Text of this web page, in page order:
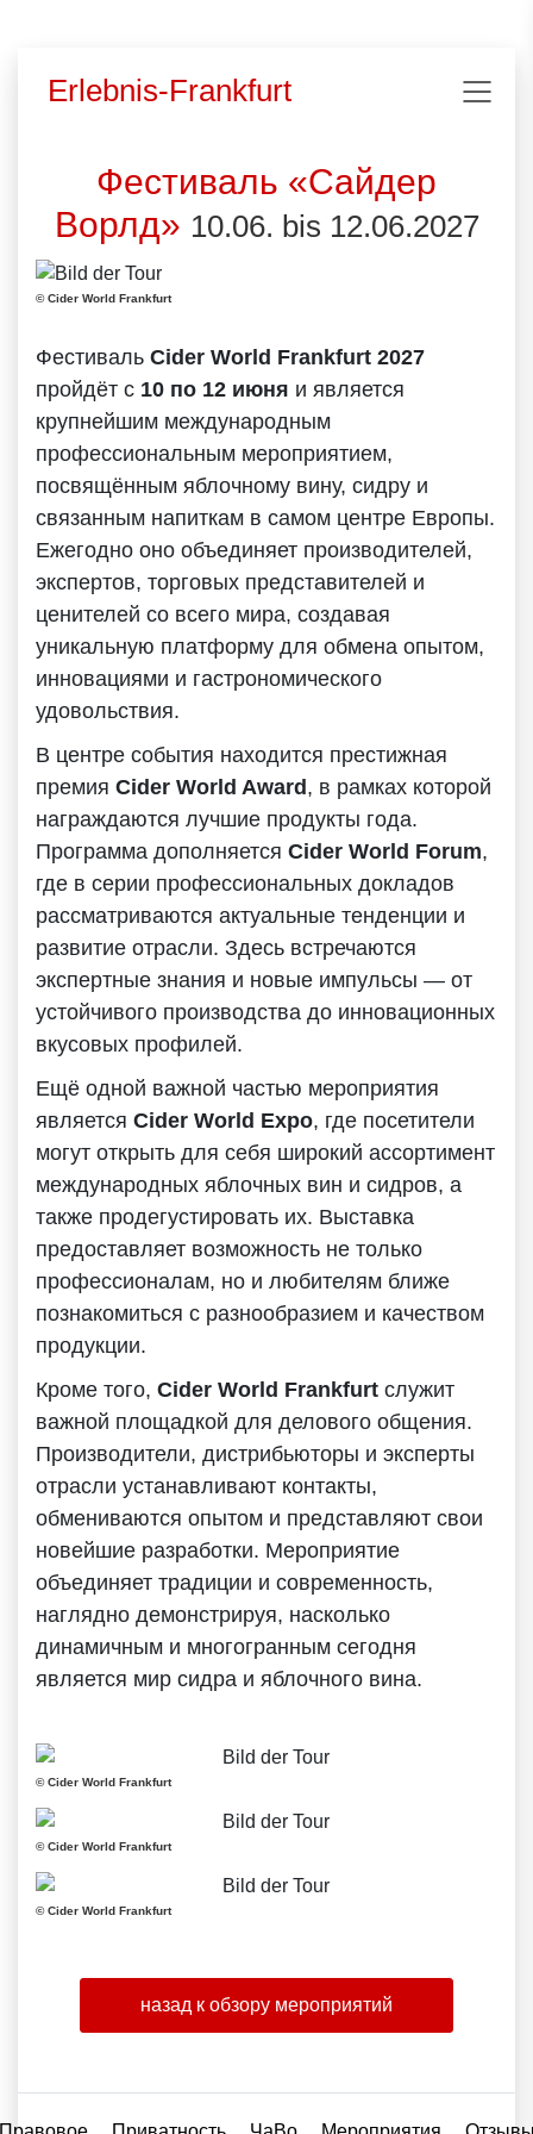
Erlebnis-Frankfurt
Фестиваль «Сайдер
Ворлд» 10.06. bis 12.06.2027
© Cider World Frankfurt
Фестиваль Cider World Frankfurt 2027
пройдёт с 10 по 12 июня и является
крупнейшим международным
профессиональным мероприятием,
посвящённым яблочному вину, сидру и
связанным напиткам в самом центре Европы.
Ежегодно оно объединяет производителей,
экспертов, торговых представителей и
ценителей со всего мира, создавая
уникальную платформу для обмена опытом,
инновациями и гастрономического
удовольствия.
В центре события находится престижная
премия Cider World Award , в рамках которой
награждаются лучшие продукты года.
Программа дополняется Cider World Forum,
где в серии профессиональных докладов
рассматриваются актуальные тенденции и
развитие отрасли. Здесь встречаются
экспертные знания и новые импульсы — от
устойчивого производства до инновационных
вкусовых профилей.
Ещё одной важной частью мероприятия
является Cider World Expo, где посетители
могут открыть для себя широкий ассортимент
международных яблочных вин и сидров, а
также продегустировать их. Выставка
предоставляет возможность не только
профессионалам, но и любителям ближе
познакомиться с разнообразием и качеством
продукции.
Кроме того, Cider World Frankfurt служит
важной площадкой для делового общения.
Производители, дистрибьюторы и эксперты
отрасли устанавливают контакты,
обмениваются опытом и представляют свои
новейшие разработки. Мероприятие
объединяет традиции и современность,
наглядно демонстрируя, насколько
динамичным и многогранным сегодня
является мир сидра и яблочного вина.
© Cider World Frankfurt
© Cider World Frankfurt
© Cider World Frankfurt
назад к обзору мероприятий